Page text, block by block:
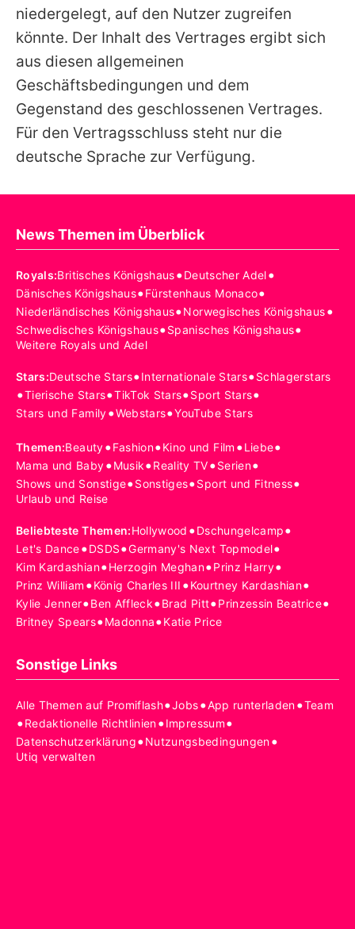
niedergelegt, auf den Nutzer zugreifen
könnte. Der Inhalt des Vertrages ergibt sich
aus diesen allgemeinen
Geschäftsbedingungen und dem
Gegenstand des geschlossenen Vertrages.
Für den Vertragsschluss steht nur die
deutsche Sprache zur Verfügung.
News Themen im Überblick
Royals:Britisches Königshaus•Deutscher Adel•
Dänisches Königshaus•Fürstenhaus Monaco•
Niederländisches Königshaus•Norwegisches Königshaus•
Schwedisches Königshaus•Spanisches Königshaus•
Weitere Royals und Adel
Stars:Deutsche Stars•Internationale Stars•Schlagerstars
•Tierische Stars•TikTok Stars•Sport Stars•
Stars und Family•Webstars•YouTube Stars
Themen:Beauty•Fashion•Kino und Film •Liebe•
Mama und Baby•Musik•Reality TV•Serien•
Shows und Sonstige•Sonstiges•Sport und Fitness•
Urlaub und Reise
Beliebteste Themen:Hollywood •Dschungelcamp•
Let's Dance•DSDS•Germany's Next Topmodel•
Kim Kardashian•Herzogin Meghan•Prinz Harry•
Prinz William •König Charles III •Kourtney Kardashian•
Kylie Jenner•Ben Affleck•Brad Pitt•Prinzessin Beatrice•
Britney Spears•Madonna•Katie Price
Sonstige Links
Alle Themen auf Promiflash•Jobs•App runterladen•Team
•Redaktionelle Richtlinien•Impressum•
Datenschutzerklärung•Nutzungsbedingungen•
Utiq verwalten